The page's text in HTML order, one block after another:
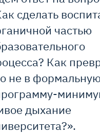
сделать
частью
Как
не в
дыхание